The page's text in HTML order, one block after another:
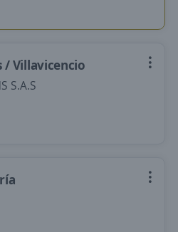
/ Villavicencio
S.A.S